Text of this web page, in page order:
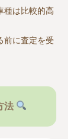
種は比較的高
前に査定を受
法